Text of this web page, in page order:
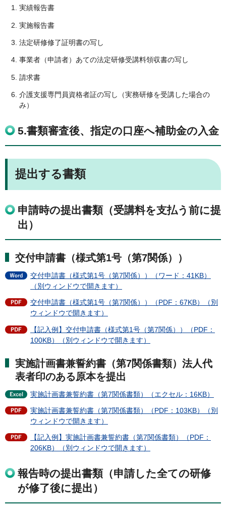
実績報告書
実施報告書
法定研修修了証明書の写し
事業者（申請者）あての法定研修受講料領収書の写し
請求書
介護支援専門員資格者証の写し（実務研修を受講した場合の
み）
5.書類審査後、指定の口座へ補助金の入金
提出する書類
申請時の提出書類（受講料を支払う前に提
出）
交付申請書（様式第1号（第7関係））
交付申請書（様式第1号（第7関係））（ワード：41KB）
（別ウィンドウで開きます）
交付申請書（様式第1号（第7関係））（PDF：67KB）（別
ウィンドウで開きます）
【記入例】交付申請書（様式第1号（第7関係））（PDF：
100KB）（別ウィンドウで開きます）
実施計画書兼誓約書（第7関係書類）法人代
表者印のある原本を提出
実施計画書兼誓約書（第7関係書類）（エクセル：16KB）
実施計画書兼誓約書（第7関係書類）（PDF：103KB）（別
ウィンドウで開きます）
【記入例】実施計画書兼誓約書（第7関係書類）（PDF：
206KB）（別ウィンドウで開きます）
報告時の提出書類（申請した全ての研修
が修了後に提出）